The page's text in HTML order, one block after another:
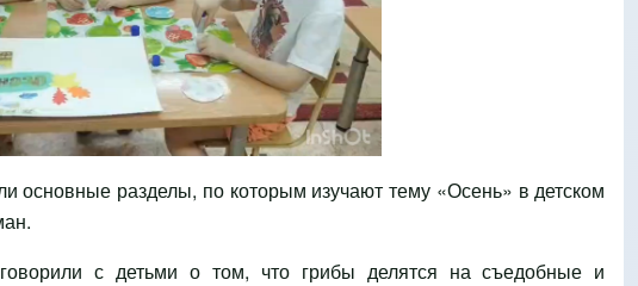
основные разделы, по которым изучают тему «Осень» в детском
с детьми о том, что грибы делятся на съедобные и